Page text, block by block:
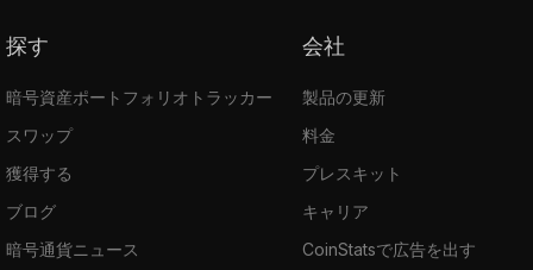
探す
暗号資産ポートフォリオトラッカー
スワップ
獲得する
ブログ
暗号通貨ニュース
会社
製品の更新
料金
プレスキット
キャリア
CoinStatsで広告を出す